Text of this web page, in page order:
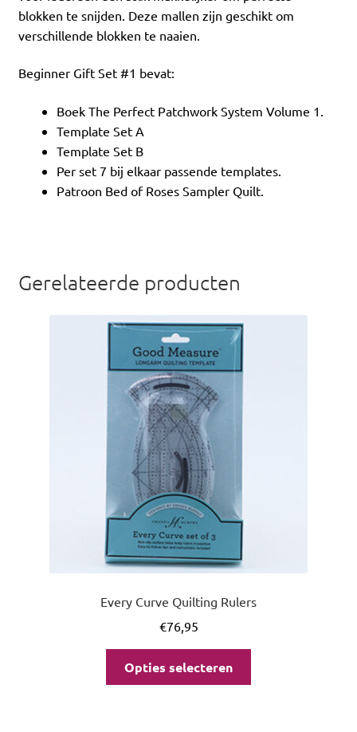
blokken te snijden. Deze mallen zijn geschikt om
verschillende blokken te naaien.
Beginner Gift Set #1 bevat:
Boek The Perfect Patchwork System Volume 1.
Template Set A
Template Set B
Per set 7 bij elkaar passende templates.
Patroon Bed of Roses Sampler Quilt.
Gerelateerde producten
Every Curve Quilting Rulers
€76,95
Opties selecteren